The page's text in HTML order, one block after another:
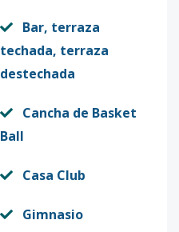
Bar, terraza
techada, terraza
destechada
Cancha de Basket
Ball
Casa Club
Gimnasio